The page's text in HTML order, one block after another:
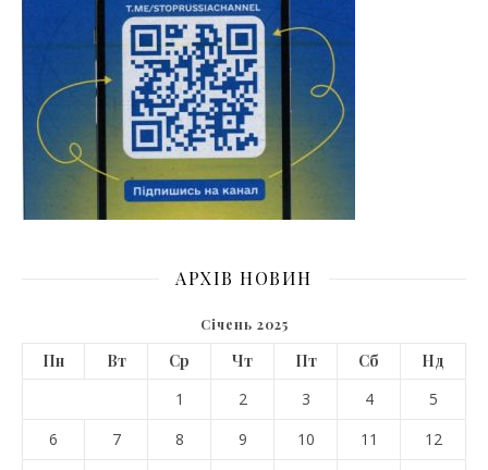
АРХІВ НОВИН
Січень 2025
Пн Вт Ср Чт Пт Сб
Нд
1
2 3 4
5
6
7 8 9 10 11
12